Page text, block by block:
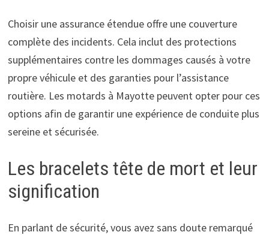
Choisir une assurance étendue offre une couverture
complète des incidents. Cela inclut des protections
supplémentaires contre les dommages causés à votre
propre véhicule et des garanties pour l’assistance
routière. Les motards à Mayotte peuvent opter pour ces
options afin de garantir une expérience de conduite plus
sereine et sécurisée.
Les bracelets tête de mort et leur
signification
En parlant de sécurité, vous avez sans doute remarqué